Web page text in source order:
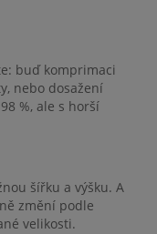
buď komprimaci
nebo dosažení
%, ale s horší
šířku a výšku. A
změní podle
velikosti.